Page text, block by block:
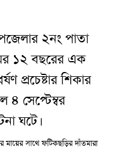
২নং পাতা
১২ বছরের এক
প্রচেষ্টার শিকার
৪ সেপ্টেম্বর
ঘটে।
সাথে ফটিকছড়ির দাঁতমারা